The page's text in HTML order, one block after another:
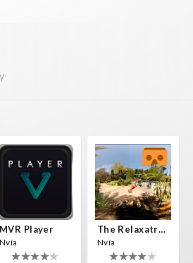
MVR Player
Nvía
The Relaxatron
Nvía